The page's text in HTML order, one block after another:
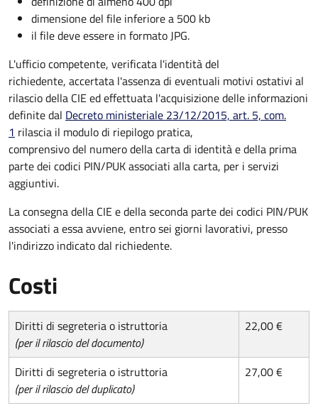
dimensione del file inferiore a 500 kb
il file deve essere in formato JPG.
L'ufficio competente, verificata l'identità del
richiedente, accertata l'assenza di eventuali motivi ostativi al
rilascio della CIE ed effettuata l'acquisizione delle informazioni
definite dal Decreto ministeriale 23/12/2015, art. 5, com.
1 rilascia il modulo di riepilogo pratica,
comprensivo del numero della carta di identità e della prima
parte dei codici PIN/PUK associati alla carta, per i servizi
aggiuntivi.
La consegna della CIE e della seconda parte dei codici PIN/PUK
associati a essa avviene, entro sei giorni lavorativi, presso
l'indirizzo indicato dal richiedente.
Costi
Diritti di segreteria o istruttoria
(per il rilascio del documento)
22,00 €
Diritti di segreteria o istruttoria
(per il rilascio del duplicato)
27,00 €